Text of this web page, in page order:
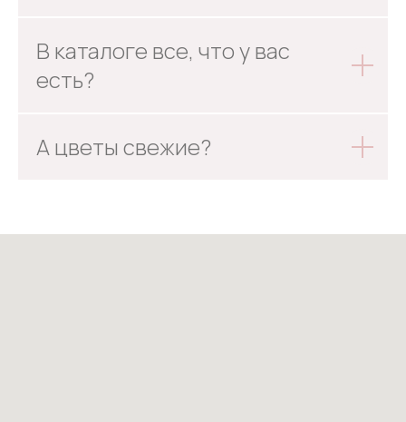
В каталоге все, что у вас
есть?
А цветы свежие?